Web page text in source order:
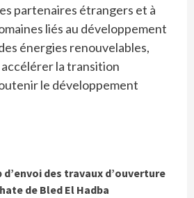
partenaires étrangers et à
liés au développement
énergies renouvelables,
la transition
le développement
des travaux d’ouverture
de Bled El Hadba